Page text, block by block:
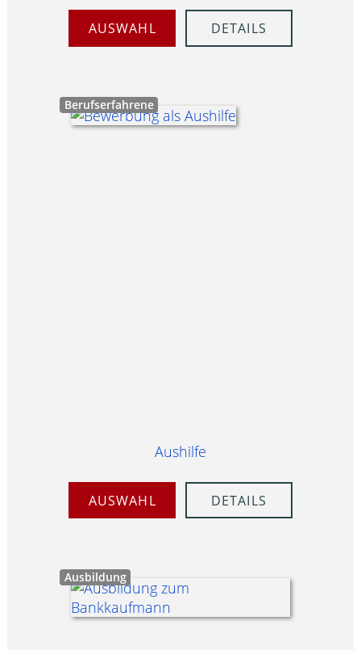
AUSWAHL DETAILS
Berufserfahrene
Aushilfe
AUSWAHL DETAILS
Ausbildung